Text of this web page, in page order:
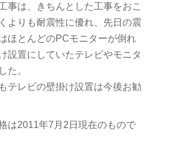
事は、きちんとした工事をおこ
よりも耐震性に優れ、先日の震
ほとんどのPCモニターが倒れ
設置にしていたテレビやモニタ
た。
テレビの壁掛け設置は今後お勧
は2011年7月2日現在のもので